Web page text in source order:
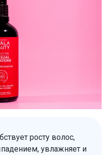
росту волос,
увлажняет и